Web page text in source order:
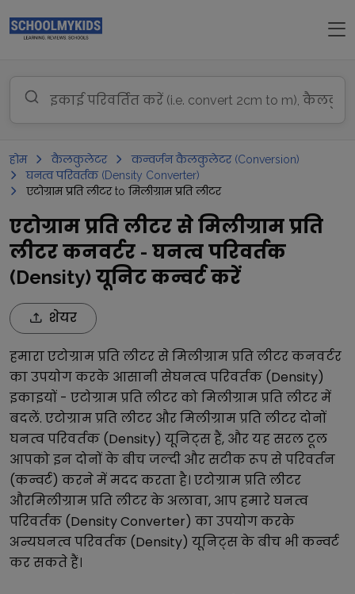
होम कैलकुलेटर
कन्वर्जन कैलकुलेटर (Conversion)
घनत्व परिवर्तक (Density Converter)
एटोग्राम प्रति लीटर to मिलीग्राम प्रति लीटर
एटोग्राम प्रति लीटर से मिलीग्राम प्रति
लीटर कनवर्टर - घनत्व परिवर्तक
(Density) यूनिट कन्वर्ट करें
शेयर
हमाराएटोग्राम प्रति लीटरसेमिलीग्राम प्रति लीटरकनवर्टर
का उपयोग करके आसानी सेघनत्व परिवर्तक (Density)
इकाइयों - एटोग्राम प्रति लीटरकोमिलीग्राम प्रति लीटरमें
बदलें. एटोग्राम प्रति लीटर औरमिलीग्राम प्रति लीटरदोनों
घनत्व परिवर्तक (Density) यूनिट्स हैं, और यह सरल टूल
आपको इन दोनों के बीच जल्दी और सटीक रूप से परिवर्तन
(कन्वर्ट) करने में मदद करता है। एटोग्राम प्रति लीटर
औरमिलीग्राम प्रति लीटरके अलावा, आप हमारेघनत्व
परिवर्तक (Density Converter) का उपयोग करके
अन्यघनत्व परिवर्तक (Density) यूनिट्स के बीच भी कन्वर्ट
कर सकते हैं।